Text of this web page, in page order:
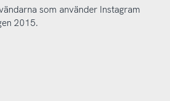
som använder Instagram
2015.